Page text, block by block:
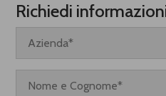
Richiedi